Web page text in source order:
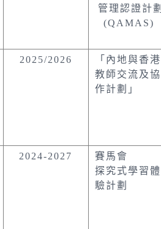
管理認證計劃
(QAMAS)
2025/2026
「內地與香港
教師交流及協
作計劃」
2024-2027
賽馬會
探究式學習體
驗計劃